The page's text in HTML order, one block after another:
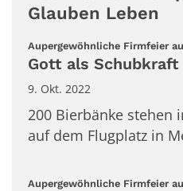
Glauben Leben
Aupergewöhnliche Firmfeier
Gott als Schubkraft
9. Okt. 2022
200 Bierbänke stehen
auf dem Flugplatz in
Aupergewöhnliche Firmfeier